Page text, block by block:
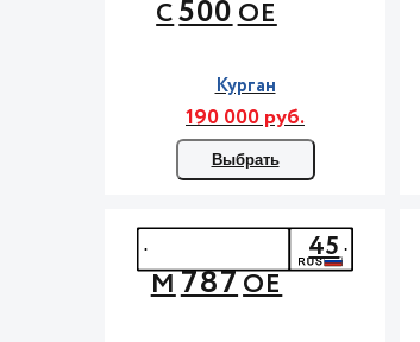
С500ОЕ
Курган
190 000 руб.
Выбрать
М787ОЕ
45